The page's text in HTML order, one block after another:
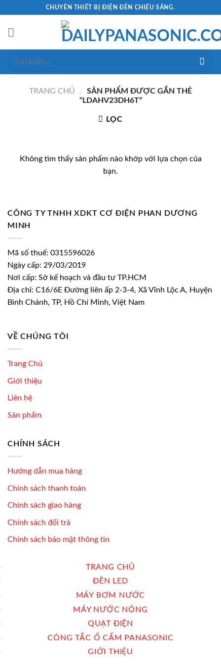
content
CHUYÊN THIẾT BỊ ĐIỆN ĐÈN CHIẾU SÁNG.
Tìm
TRANG CHỦ / SẢN PHẨM ĐƯỢC GẮN THẺ
“LDAHV23DH6T”
LỌC
Không tìm thấy sản phẩm nào khớp với lựa chọn của
bạn.
CÔNG TY TNHH XDKT CƠ ĐIỆN PHAN DƯƠNG
MINH
Mã số thuế: 0315596026
Ngày cấp: 29/03/2019
Nơi cấp: Sở kế hoạch và đầu tư TP.HCM
Địa chỉ: C16/6E Đường liên ấp 2-3-4, Xã Vĩnh Lộc A, Huyện
Bình Chánh, TP, Hồ Chí Minh, Việt Nam
VỀ CHÚNG TÔI
Trang Chủ
Giới thiệu
Liên hệ
Sản phẩm
CHÍNH SÁCH
Hướng dẫn mua hàng
Chính sách thanh toán
Chính sách giao hàng
Chính sách đổi trả
Chính sách bảo mật thông tin
TRANG CHỦ
ĐÈN LED
MÁY BƠM NƯỚC
MÁY NƯỚC NÓNG
QUẠT ĐIỆN
CÔNG TẮC Ổ CẮM PANASONIC
GIỚI THIỆU